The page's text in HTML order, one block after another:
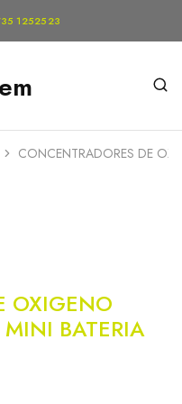
1252523
CONCENTRADORES DE
OXIGENO
MINI BATERIA